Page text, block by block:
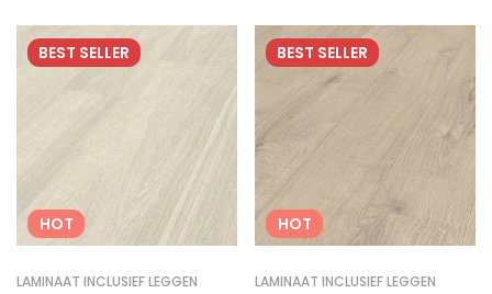
BEST SELLER
HOT
LAMINAAT INCLUSIEF LEGGEN
BEST SELLER
HOT
LAMINAAT INCLUSIEF LEGGEN